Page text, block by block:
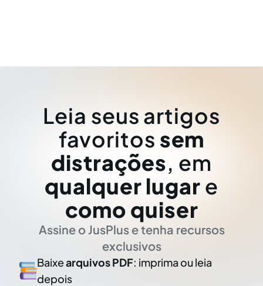
Leia seus artigos
favoritos sem
distrações, em
qualquer lugar e
como quiser
Assine o JusPlus e tenha recursos
exclusivos
Baixearquivos PDF: imprima ou leia
depois